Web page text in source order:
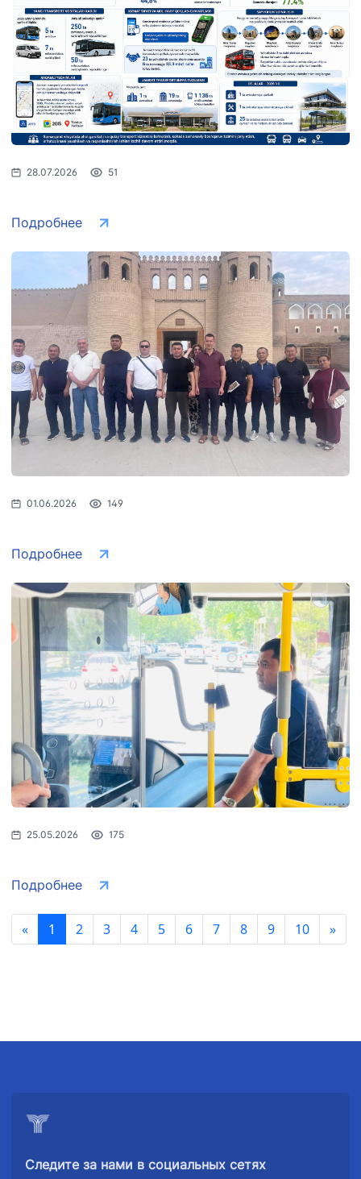
АО
"Тошшахартрансхизмат"
Номер
телефона
доверия
1062
ООО
"Узавтовокзал
сервис"
Номер
телефона
доверия
Комитет по
автомобильным
дорогам
Номер
телефона
доверия
28.07.2026 51
Подробнее
01.06.2026 149
Подробнее
25.05.2026 175
Подробнее
« 1 2 3 4 5 6 7 8 9 10 »
Следите за нами в социальных сетях